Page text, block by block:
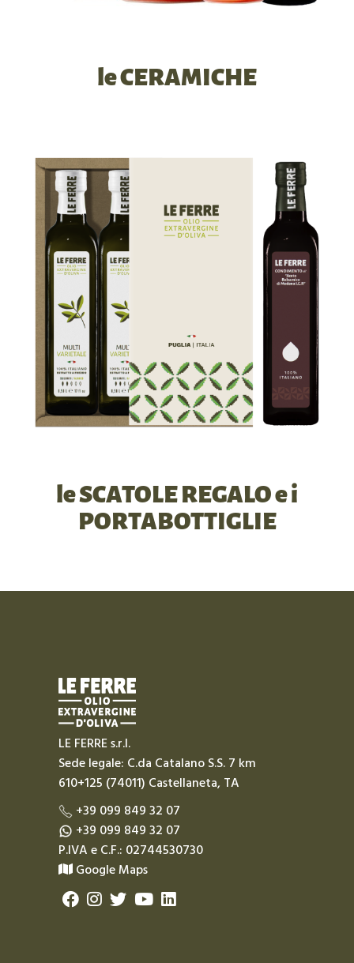
le CERAMICHE
le SCATOLE REGALO e i
PORTABOTTIGLIE
LE FERRE s.r.l.
Sede legale: C.da Catalano S.S. 7 km
610+125 (74011) Castellaneta, TA
+39 099 849 32 07
+39 099 849 32 07
P.IVA e C.F.: 02744530730
Google Maps